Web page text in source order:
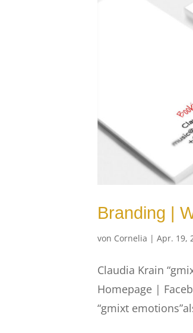
Branding |
von Cornelia | Apr. 19,
Claudia Krain
Homepage |
“gmixt